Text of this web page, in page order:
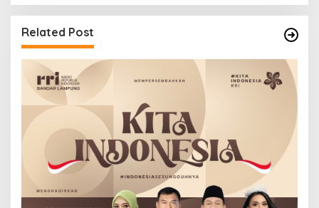
Related Post